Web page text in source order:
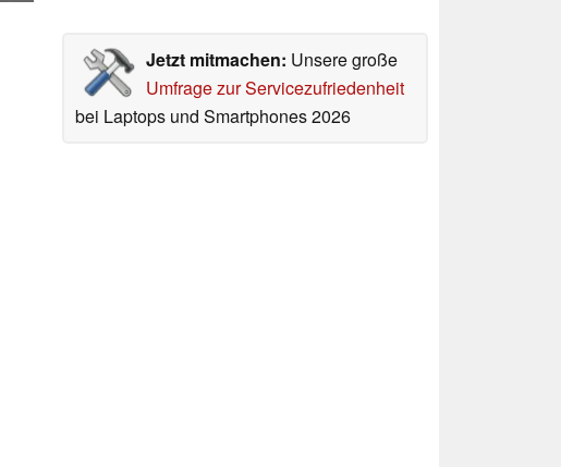
Jetzt mitmachen: Unsere große
Umfrage zur Servicezufriedenheit
bei Laptops und Smartphones 2026